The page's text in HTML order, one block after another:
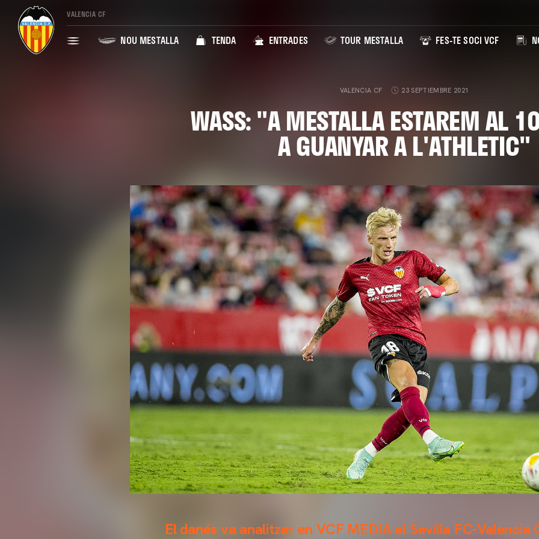
VALENCIA CF
NOU MESTALLA TENDA ENTRADES TOUR MESTALLA FES-TE SOCI VCF
VALENCIA CF 23 SEPTIEMBRE 2021
WASS: "A MESTALLA ESTAREM AL
A GUANYAR A L'ATHLETIC"
El danés va analitzar en VCF MEDIA el Sevilla FC-Valencia